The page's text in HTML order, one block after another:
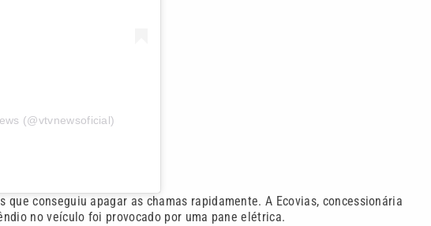
(@vtvnewsoficial)
conseguiu apagar as chamas rapidamente. A Ecovias, concessionária
no veículo foi provocado por uma pane elétrica.